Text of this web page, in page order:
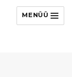
MENÜÜ